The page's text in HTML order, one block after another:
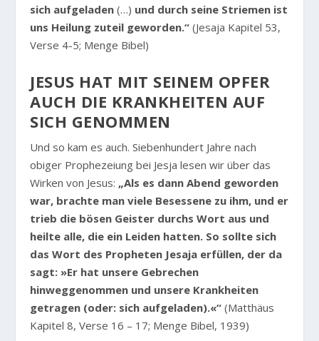
sich aufgeladen (…) und durch seine Striemen ist
uns Heilung zuteil geworden.“ (Jesaja Kapitel 53,
Verse 4-5; Menge Bibel)
JESUS HAT MIT SEINEM OPFER
AUCH DIE KRANKHEITEN AUF
SICH GENOMMEN
Und so kam es auch. Siebenhundert Jahre nach
obiger Prophezeiung bei Jesja lesen wir über das
Wirken von Jesus: „Als es dann Abend geworden
war, brachte man viele Besessene zu ihm, und er
trieb die bösen Geister durchs Wort aus und
heilte alle, die ein Leiden hatten. So sollte sich
das Wort des Propheten Jesaja erfüllen, der da
sagt: »Er hat unsere Gebrechen
hinweggenommen und unsere Krankheiten
getragen (oder: sich aufgeladen).«“ (Matthäus
Kapitel 8, Verse 16 – 17; Menge Bibel, 1939)